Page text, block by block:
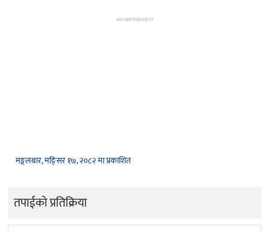
ADVERTISEMENT
मङ्गलबार, मङि्सर १७, २०८२ मा प्रकाशित
तपाईको प्रतिक्रिया